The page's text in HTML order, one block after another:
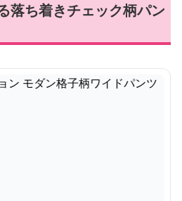
落ち着きチェック柄パン